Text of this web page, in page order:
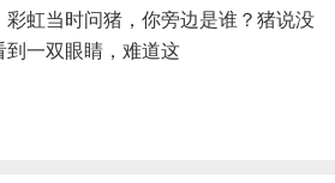
虹当时问猪，你旁边是谁？猪说没
到一双眼睛，难道这